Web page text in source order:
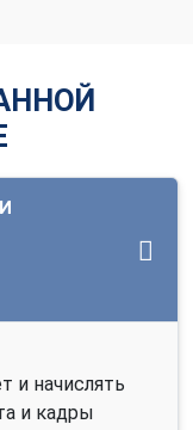
и начислять
и кадры